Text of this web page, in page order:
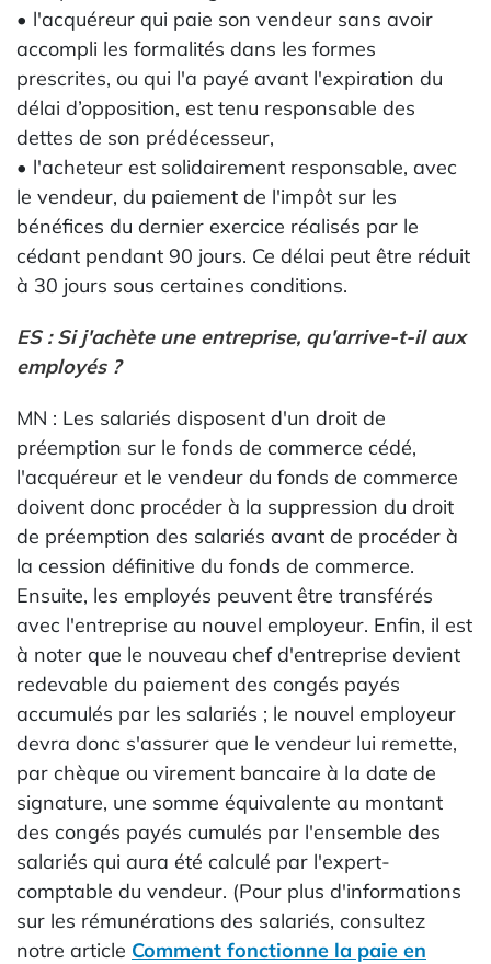
• l'acquéreur qui paie son vendeur sans avoir
accompli les formalités dans les formes
prescrites, ou qui l'a payé avant l'expiration du
délai d’opposition, est tenu responsable des
dettes de son prédécesseur,
• l'acheteur est solidairement responsable, avec
le vendeur, du paiement de l'impôt sur les
bénéfices du dernier exercice réalisés par le
cédant pendant 90 jours. Ce délai peut être réduit
à 30 jours sous certaines conditions.
ES : Si j'achète une entreprise, qu'arrive-t-il aux
employés ?
MN : Les salariés disposent d'un droit de
préemption sur le fonds de commerce cédé,
l'acquéreur et le vendeur du fonds de commerce
doivent donc procéder à la suppression du droit
de préemption des salariés avant de procéder à
la cession définitive du fonds de commerce.
Ensuite, les employés peuvent être transférés
avec l'entreprise au nouvel employeur. Enfin, il est
à noter que le nouveau chef d'entreprise devient
redevable du paiement des congés payés
accumulés par les salariés ; le nouvel employeur
devra donc s'assurer que le vendeur lui remette,
par chèque ou virement bancaire à la date de
signature, une somme équivalente au montant
des congés payés cumulés par l'ensemble des
salariés qui aura été calculé par l'expert-
comptable du vendeur. (Pour plus d'informations
sur les rémunérations des salariés, consultez
notre article Comment fonctionne la paie en